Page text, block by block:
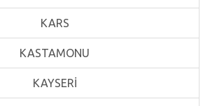
KARS
KASTAMONU
KAYSERİ